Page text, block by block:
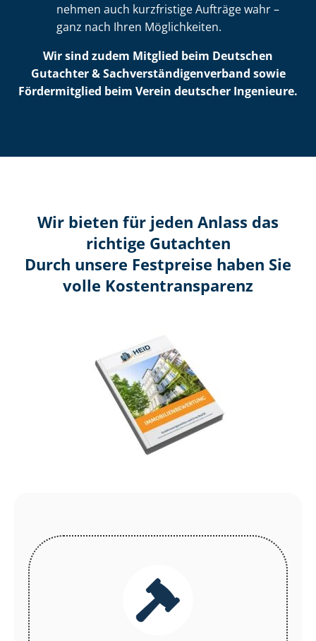
nehmen auch kurzfristige Aufträge wahr –
ganz nach Ihren Möglichkeiten.
Wir sind zudem Mitglied beim Deutschen
Gutachter & Sach­ver­stän­di­gen­ver­band sowie
Fördermitglied beim Verein deutscher Ingenieure.
Wir bieten für jeden Anlass das
richtige Gutachten
Durch unsere Festpreise haben Sie
volle Kosten­transparenz